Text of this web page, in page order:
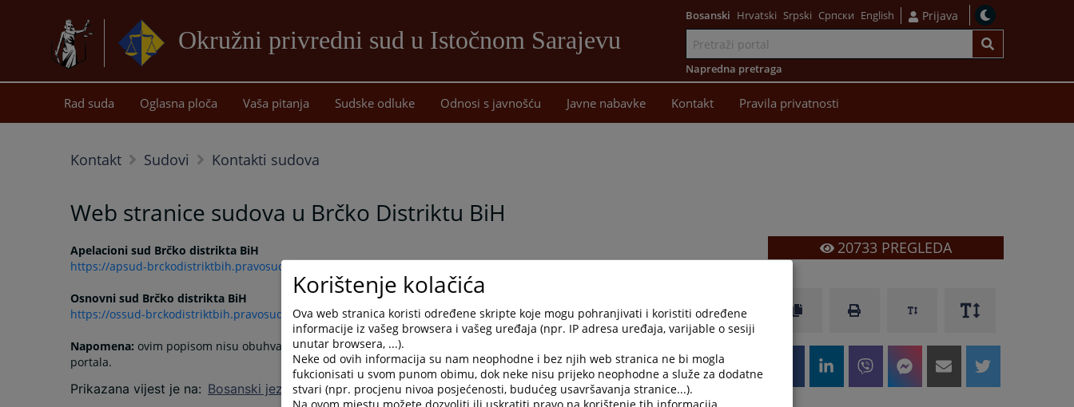
Okružni privredni sud u Istočnom Sarajevu
sadržaj
Bosanski Hrvatski Srpski Српски English Prijava
Napredna pretraga
Rad suda Oglasna ploča Vaša pitanja Sudske odluke Odnosi s javnošću Javne nabavke Kontakt Pravila privatnosti
Kontakt Sudovi Kontakti sudova
Web stranice sudova u Brčko Distriktu BiH
Apelacioni sud Brčko distrikta BiH
https://apsud-brckodistriktbih.pravosudje.ba
Osnovni sud Brčko distrikta BiH
https://ossud-brckodistriktbih.pravosudje.ba
Napomena: ovim popisom nisu obuhvaćene institucije koje nemaju razvijene web stranice u okviru pravosudnog web
portala.
Prikazana vijest je na: Bosanski jezik
20733PREGLEDA
Korištenje kolačića
Ova web stranica koristi određene skripte koje mogu pohranjivati i koristiti određene
informacije iz vašeg browsera i vašeg uređaja (npr. IP adresa uređaja, varijable o sesiji
unutar browsera, ...).
Neke od ovih informacija su nam neophodne i bez njih web stranica ne bi mogla
fukcionisati u svom punom obimu, dok neke nisu prijeko neophodne a služe za dodatne
stvari (npr. procjenu nivoa posjećenosti, budućeg usavršavanja stranice...).
Na ovom mjestu možete dozvoliti ili uskratiti pravo na korištenje tih informacija.